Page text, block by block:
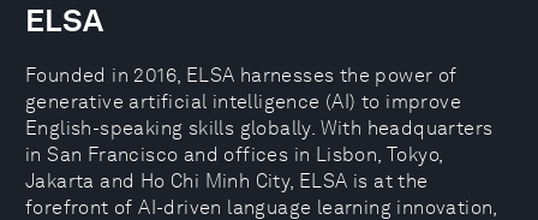
ELSA
Founded in 2016, ELSA harnesses the power of
generative artificial intelligence (AI) to improve
English-speaking skills globally. With headquarters
in San Francisco and offices in Lisbon, Tokyo,
Jakarta and Ho Chi Minh City, ELSA is at the
forefront of AI-driven language learning innovation,